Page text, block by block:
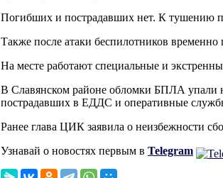
Погибших и пострадавших нет. К тушению
Также после атаки беспилотников
На месте работают специальные и
В Славянском районе обломки БПЛА упали
пострадавших в ЕДДС и оперативные
Ранее глава ЦИК заявила о неизбежности
Узнавай о новостях первым в Telegram